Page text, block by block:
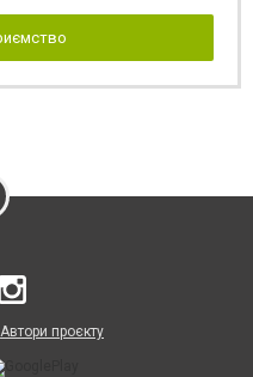
Автори проєкту